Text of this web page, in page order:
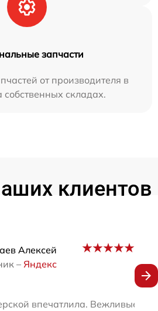
запчасти
от производителя в
складах.
клиентов
Алексей
– Яндекс
впечатлила. Вежливые и
мастера